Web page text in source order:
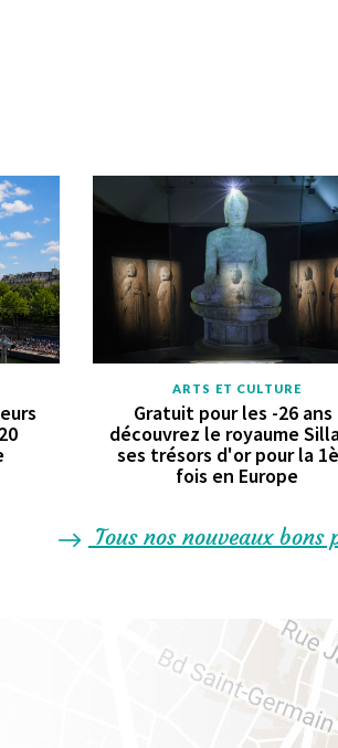
ARTS ET CULTURE
Gratuit pour les -26 ans
découvrez le royaume
ses trésors d'or pour la
fois en Europe
Tous nos nouveaux bons